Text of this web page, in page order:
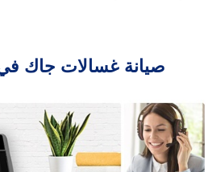
صيانة غسالات جاك في